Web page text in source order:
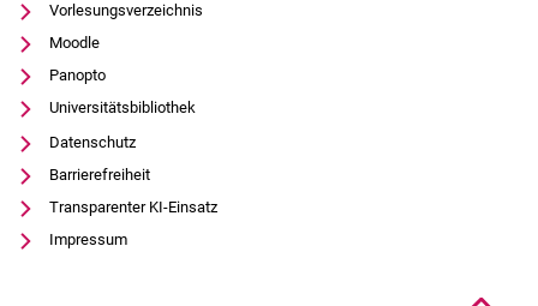
Vorlesungsverzeichnis
Moodle
Panopto
Universitätsbibliothek
Datenschutz
Barrierefreiheit
Transparenter KI-Einsatz
Impressum